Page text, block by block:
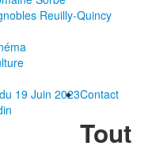
Reuilly-Quincy
19 Juin 2023Contact
Tout